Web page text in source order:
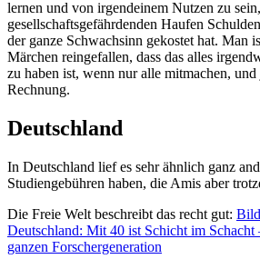
lernen und von irgendeinem Nutzen zu
gesellschaftsgefährdenden Haufen
der ganze Schwachsinn gekostet hat. Man
Märchen reingefallen, dass das alles
zu haben ist, wenn nur alle mitmachen,
Rechnung.
Deutschland
In Deutschland lief es sehr ähnlich ganz
Studiengebühren haben, die Amis aber
Die Freie Welt beschreibt das recht gut:
Deutschland: Mit 40 ist Schicht im Schacht
ganzen Forschergeneration